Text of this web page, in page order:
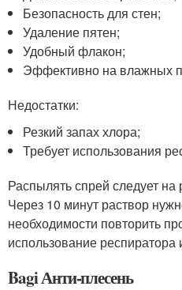
Безопасность для стен;
Удаление пятен;
Удобный флакон;
Эффективно на влажных
Недостатки:
Резкий запах хлора;
Требует использования
Распылять спрей следует
Через 10 минут раствор
необходимости повторить
использование респиратора
Bagi Анти-плесень